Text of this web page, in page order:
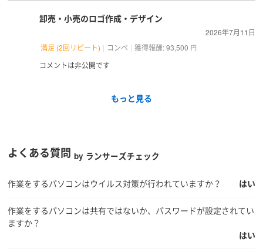
卸売・小売のロゴ作成・デザイン
2026年7月11日
満足 (2回リピート)
コンペ 獲得報酬: 93,500 円
コメントは非公開です
もっと見る
よくある質問by ランサーズチェック
作業をするパソコンはウイルス対策が行われていますか？ はい
作業をするパソコンは共有ではないか、パスワードが設定されてい
ますか？
はい